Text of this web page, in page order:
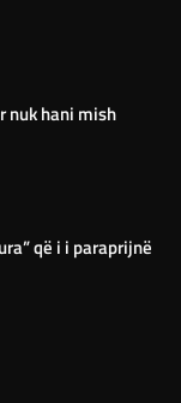
nuk hani mish
që i i paraprijnë